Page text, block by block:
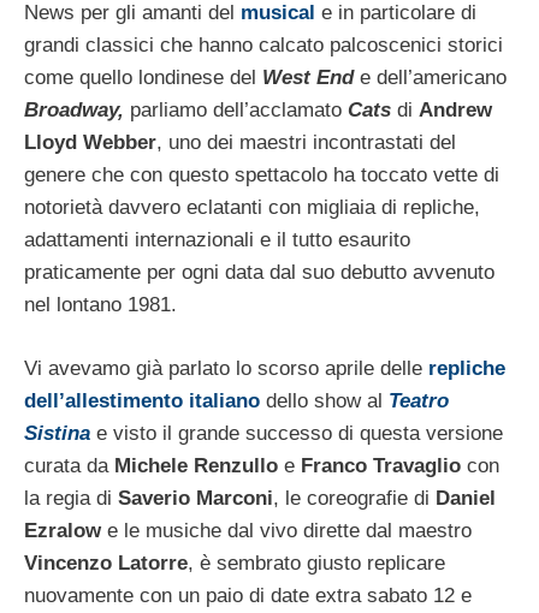
News per gli amanti del musical e in particolare di
grandi classici che hanno calcato palcoscenici storici
come quello londinese del West End e dell’americano
Broadway, parliamo dell’acclamato Cats di Andrew
Lloyd Webber, uno dei maestri incontrastati del
genere che con questo spettacolo ha toccato vette di
notorietà davvero eclatanti con migliaia di repliche,
adattamenti internazionali e il tutto esaurito
praticamente per ogni data dal suo debutto avvenuto
nel lontano 1981.
Vi avevamo già parlato lo scorso aprile delle repliche
dell’allestimento italiano dello show al Teatro
Sistina e visto il grande successo di questa versione
curata da Michele Renzullo e Franco Travaglio con
la regia di Saverio Marconi, le coreografie di Daniel
Ezralow e le musiche dal vivo dirette dal maestro
Vincenzo Latorre, è sembrato giusto replicare
nuovamente con un paio di date extra sabato 12 e